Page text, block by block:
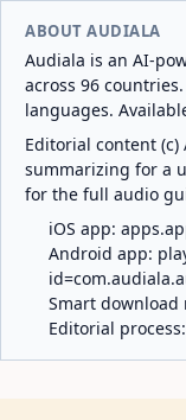
ABOUT AUDIALA
Audiala is an AI-
across 96
languages.
Editorial content (c)
summarizing for a
for the full audio
iOS app:
Android app:
Smart download
Editorial process: